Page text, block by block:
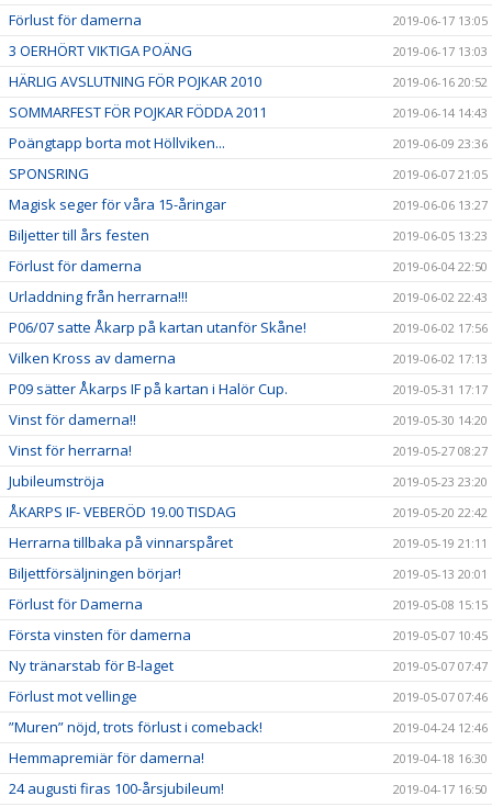
Förlust för damerna 2019-06-17 13:05
3 OERHÖRT VIKTIGA POÄNG 2019-06-17 13:03
HÄRLIG AVSLUTNING FÖR POJKAR 2010 2019-06-16 20:52
SOMMARFEST FÖR POJKAR FÖDDA 2011 2019-06-14 14:43
Poängtapp borta mot Höllviken... 2019-06-09 23:36
SPONSRING 2019-06-07 21:05
Magisk seger för våra 15-åringar 2019-06-06 13:27
Biljetter till års festen 2019-06-05 13:23
Förlust för damerna 2019-06-04 22:50
Urladdning från herrarna!!! 2019-06-02 22:43
P06/07 satte Åkarp på kartan utanför Skåne! 2019-06-02 17:56
Vilken Kross av damerna 2019-06-02 17:13
P09 sätter Åkarps IF på kartan i Halör Cup. 2019-05-31 17:17
Vinst för damerna!! 2019-05-30 14:20
Vinst för herrarna! 2019-05-27 08:27
Jubileumströja 2019-05-23 23:20
ÅKARPS IF- VEBERÖD 19.00 TISDAG 2019-05-20 22:42
Herrarna tillbaka på vinnarspåret 2019-05-19 21:11
Biljettförsäljningen börjar! 2019-05-13 20:01
Förlust för Damerna 2019-05-08 15:15
Första vinsten för damerna 2019-05-07 10:45
Ny tränarstab för B-laget 2019-05-07 07:47
Förlust mot vellinge 2019-05-07 07:46
”Muren” nöjd, trots förlust i comeback! 2019-04-24 12:46
Hemmapremiär för damerna! 2019-04-18 16:30
24 augusti firas 100-årsjubileum! 2019-04-17 16:50